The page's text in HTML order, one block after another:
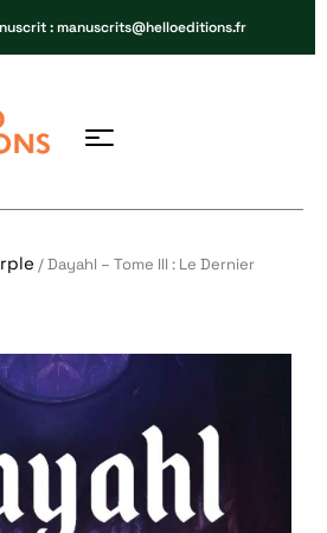
: manuscrits@helloeditions.fr
/ Dayahl – Tome III : Le Dernier